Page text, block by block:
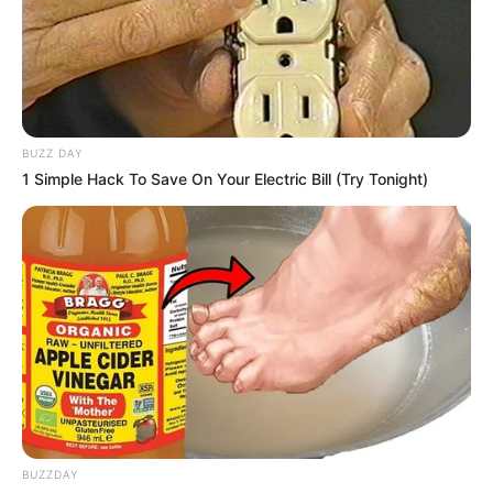
ΑΠΟΒΙΒΑΖΟΝΤΑΙ ΣΤΟ ΛΙΜΑΝΙ ΤΗΣ ΑΛΕΞΑΝΔΡΟΥΠΟΛΗΣ.
ΠΗΓΗ USDoD.
ΑΚΟΛΟΥΘΕΙ ΤΟ ΒΙΝΤΕΟ ΠΟΥ ΑΠΟΔΕΙΚΝΥΕΙ ΤΟΥ ΛΟΓΟΥ
ΤΟ ΑΛΗΘΕΣ.
BUZZ DAY
1 Simple Hack To Save On Your Electric Bill (Try Tonight)
BUZZDAY